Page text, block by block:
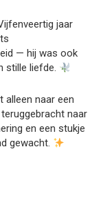
jaar
— hij was ook
stille liefde.
alleen naar een
naar
en een stukje
gewacht.